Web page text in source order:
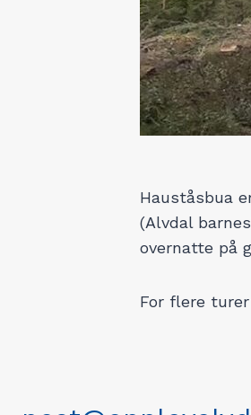
Hauståsbua
(Alvdal
overnatte på
For flere